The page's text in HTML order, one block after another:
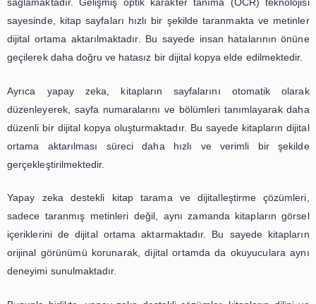
hatasız ve interaktif bir okuma deneyimi sunan bu
kitapların dijital ortamda daha geniş kitlelere ulaşmasını
alışkanlığının artmasını sağlamaktadır. Gelecekte,
okuyuculara daha fazla fayda sağlaması beklenmektedir.
Yapay Zeka Destekli Kitap
Canlandırılması
Yapay zeka teknolojisi, son yıllarda hızla gelişerek
birçok alanında büyük bir etki yaratmıştır. Bunlardan